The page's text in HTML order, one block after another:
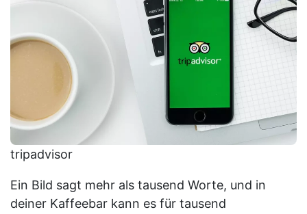
tripadvisor
Ein Bild sagt mehr als tausend Worte, und in
deiner Kaffeebar kann es für tausend